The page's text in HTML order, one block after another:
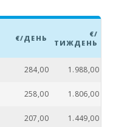
€/ДЕНЬ
€/
ТИЖДЕНЬ
284,00 1.988,00
258,00 1.806,00
207,00 1.449,00